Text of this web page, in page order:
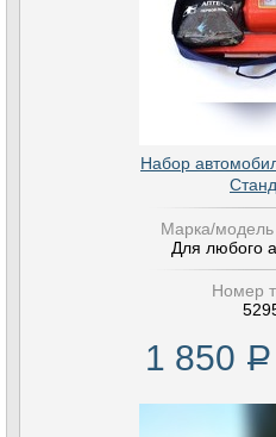
Набор
Марка/
Для любого
Номер
1 850 Р